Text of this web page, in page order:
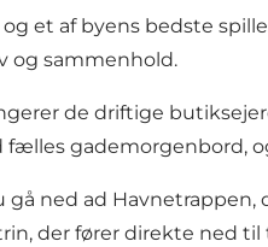
et af byens bedste
og sammenhold.
de driftige
gademorgenbord,
gå ned ad
der fører direkte ned til